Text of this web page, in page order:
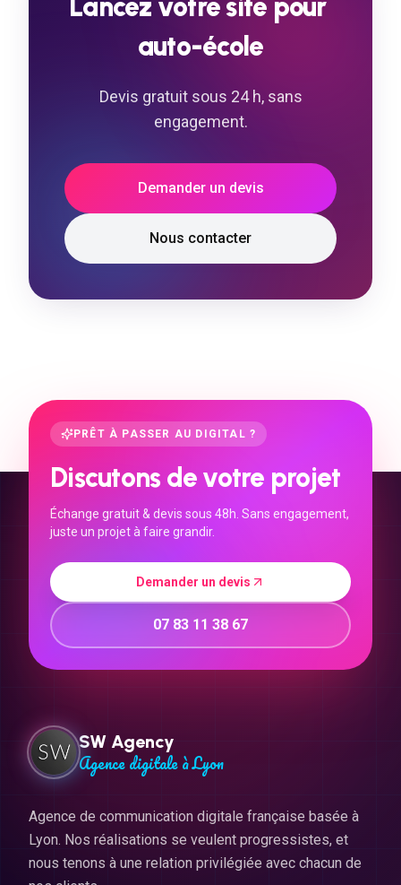
auto-école
Devis gratuit sous 24 h, sans
engagement.
Demander un devis
Nous contacter
PRÊT À PASSER AU DIGITAL ?
Discutons de votre projet
Échange gratuit & devis sous 48h. Sans engagement,
juste un projet à faire grandir.
Demander un devis
07 83 11 38 67
SW Agency
Agence digitale à Lyon
Agence de communication digitale française basée à
Lyon. Nos réalisations se veulent progressistes, et
nous tenons à une relation privilégiée avec chacun de